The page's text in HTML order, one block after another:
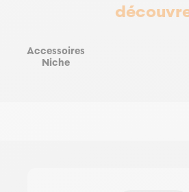
Accessoires
Niche